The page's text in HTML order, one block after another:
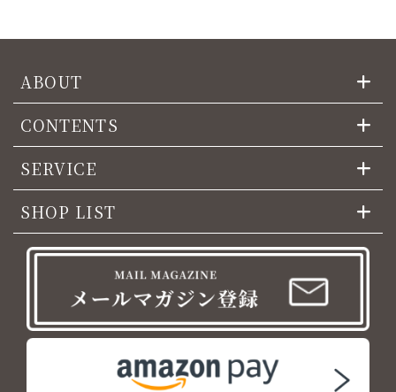
ABOUT
CONTENTS
SERVICE
SHOP LIST